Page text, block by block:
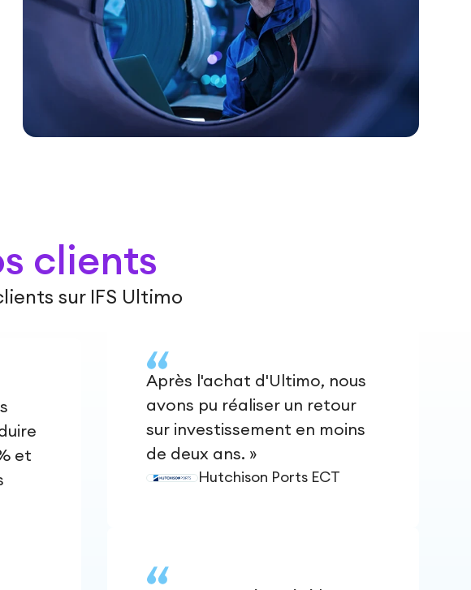
clients
sur IFS Ultimo
et
Après l'achat d'Ultimo, nous
avons pu réaliser un retour
sur investissement en moins
de deux ans. »
Hutchison Ports ECT